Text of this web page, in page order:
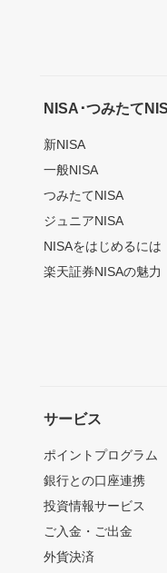
NISA･つみたて
新NISA
一般NISA
つみたてNISA
ジュニアNISA
NISAをはじめるには
楽天証券NISAの魅力
サービス
ポイントプログラム
銀行との口座連携
投資情報サービス
ご入金・ご出金
外貨決済